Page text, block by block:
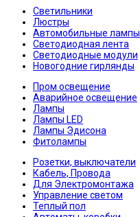
Светильники
Люстры
Автомобильные лампы
Светодиодная лента
Светодиодные модули
Новогодние гирлянды
Пром освещение
Аварийное освещение
Лампы
Лампы LED
Лампы Эдисона
Фитолампы
Розетки, выключатели
Кабель, Провода
Для Электромонтажа
Управление светом
Теплый пол